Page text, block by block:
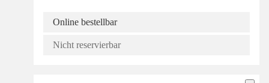
Online bestellbar
Nicht reservierbar